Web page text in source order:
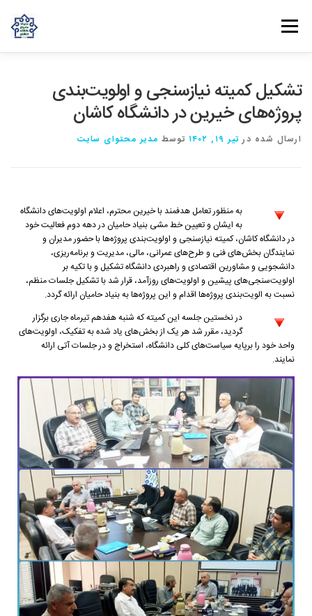
فهرست
تشکیل کمیته نیاز‌سنجی و اولویت‌بندی
پروژه‌های خیرین در دانشگاه کاشان
ارسال شده در تیر ۱۹, ۱۴۰۲ توسط مدیر محتوای سایت
به منظور تعامل هدفمند با خیرین محترم، اعلام اولویت‌های دانشگاه
به ایشان و تعیین خط مشی بنیاد حامیان در دهه دوم فعالیت خود
در دانشگاه کاشان، کمیته نیازسنجی و اولویت‌بندی پروژه‌ها با حضور مدیران و
نمایندگان بخش‌های فنی و طرح‌های عمرانی، مالی، مدیریت و برنامه‌ریزی،
دانشجویی و مشاورین اقتصادی و راهبردی دانشگاه تشکیل و با تکیه بر
اولویت‌سنجی‌های پیشین و اولویت‌های روزآمد، قرار شد با تشکیل جلسات منظم،
نسبت به الویت‌بندی پروژه‌ها اقدام و این پروژه‌ها به بنیاد حامیان ارائه گردد.
در نخستین جلسه این کمیته که شنبه هفدهم تیرماه جاری برگزار
گردید، مقرر شد هر یک از بخش‌های یاد شده به تفکیک، اولویت‌های
واحد خود را برپایه سیاست‌های کلی دانشگاه، استخراج و در جلسات آتی ارائه
نمایند.